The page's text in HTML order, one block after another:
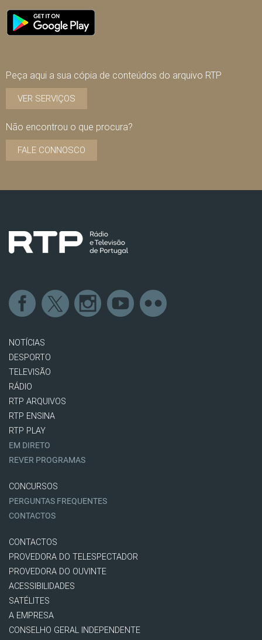
Peça aqui a sua cópia de conteúdos do arquivo RTP
VER SERVIÇOS
Não encontrou o que procura?
FALE CONNOSCO
NOTÍCIAS
DESPORTO
TELEVISÃO
RÁDIO
RTP ARQUIVOS
RTP ENSINA
RTP PLAY
EM DIRETO
REVER PROGRAMAS
CONCURSOS
PERGUNTAS FREQUENTES
CONTACTOS
CONTACTOS
PROVEDORA DO TELESPECTADOR
PROVEDORA DO OUVINTE
ACESSIBILIDADES
SATÉLITES
A EMPRESA
CONSELHO GERAL INDEPENDENTE